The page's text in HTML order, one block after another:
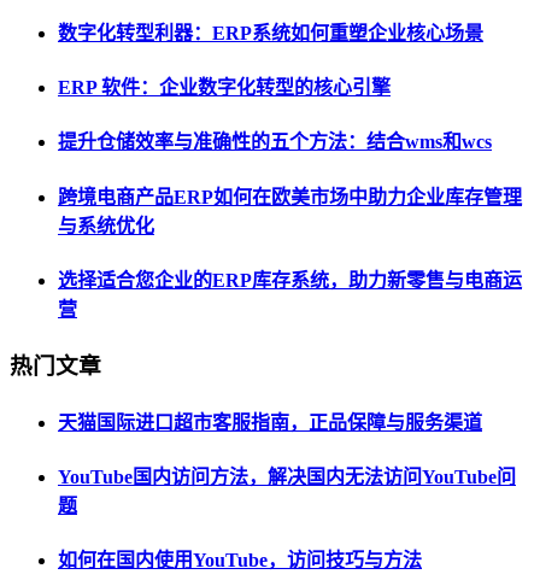
数字化转型利器：ERP系统如何重塑企业核心场景
ERP 软件：企业数字化转型的核心引擎
提升仓储效率与准确性的五个方法：结合wms和wcs
跨境电商产品ERP如何在欧美市场中助力企业库存管理
与系统优化
选择适合您企业的ERP库存系统，助力新零售与电商运
营
热门文章
天猫国际进口超市客服指南，正品保障与服务渠道
YouTube国内访问方法，解决国内无法访问YouTube问
题
如何在国内使用YouTube，访问技巧与方法